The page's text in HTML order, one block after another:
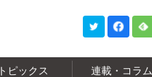
トピックス 連載・コラム